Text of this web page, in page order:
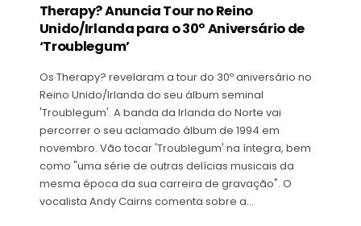
Therapy? Anuncia Tour no Reino
Unido/Irlanda para o 30º Aniversário de
‘Troublegum’
Os Therapy? revelaram a tour do 30º aniversário no
Reino Unido/Irlanda do seu álbum seminal
'Troublegum'. A banda da Irlanda do Norte vai
percorrer o seu aclamado álbum de 1994 em
novembro. Vão tocar 'Troublegum' na íntegra, bem
como "uma série de outras delícias musicais da
mesma época da sua carreira de gravação". O
vocalista Andy Cairns comenta sobre a…